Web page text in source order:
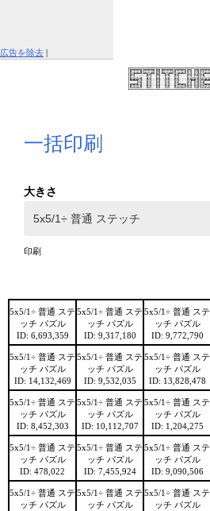
広告を除去 |
一括印刷
大きさ
印刷
5x5/1÷ 普通 ステ
ッチ パズル
ID: 6,693,359
5x5/1÷ 普通 ステ
ッチ パズル
ID: 9,317,180
5x5/1÷ 普通 ステ
ッチ パズル
ID: 9,772,790
5x5/1÷ 普通 ステ
ッチ パズル
ID: 14,132,469
5x5/1÷ 普通 ステ
ッチ パズル
ID: 9,532,035
5x5/1÷ 普通 ステ
ッチ パズル
ID: 13,828,478
5x5/1÷ 普通 ステ
ッチ パズル
ID: 8,452,303
5x5/1÷ 普通 ステ
ッチ パズル
ID: 10,112,707
5x5/1÷ 普通 ステ
ッチ パズル
ID: 1,204,275
5x5/1÷ 普通 ステ
ッチ パズル
ID: 478,022
5x5/1÷ 普通 ステ
ッチ パズル
ID: 7,455,924
5x5/1÷ 普通 ステ
ッチ パズル
ID: 9,090,506
5x5/1÷ 普通 ステ
ッチ パズル
5x5/1÷ 普通 ステ
ッチ パズル
5x5/1÷ 普通 ステ
ッチ パズル